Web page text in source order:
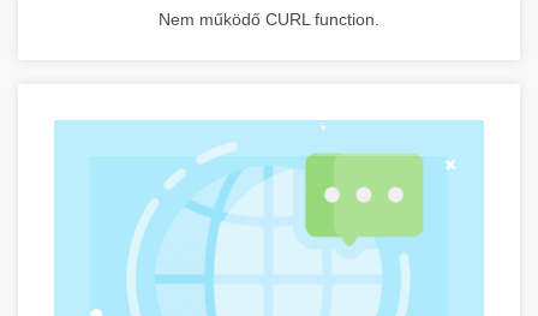
Nem működő CURL function.